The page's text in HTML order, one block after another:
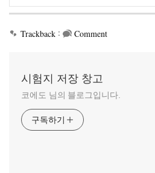
Trackback : Comment
시험지 저장 창고
코에도 님의 블로그입니다.
구독하기